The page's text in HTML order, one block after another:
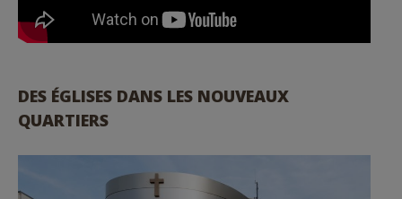
DES ÉGLISES DANS LES NOUVEAUX
QUARTIERS